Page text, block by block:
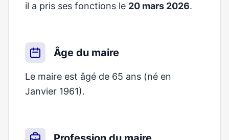
il a pris ses fonctions le 20 mars 2026.
Âge du maire
Le maire est âgé de 65 ans (né en
Janvier 1961).